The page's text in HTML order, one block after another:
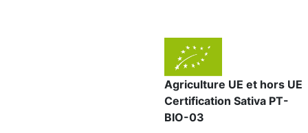
Agriculture UE et hors UE
Certification Sativa PT-
BIO-03